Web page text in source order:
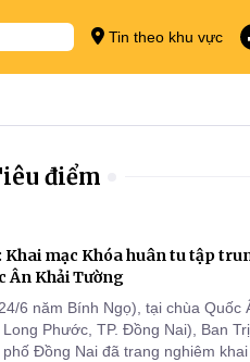
Tin theo khu vực
điểm
Khai mạc Khóa huân tu tập
Ân Khải Tường
6 năm Bính Ngọ), tại chùa Quốc
Phước, TP. Đồng Nai), Ban
Đồng Nai đã trang nghiêm